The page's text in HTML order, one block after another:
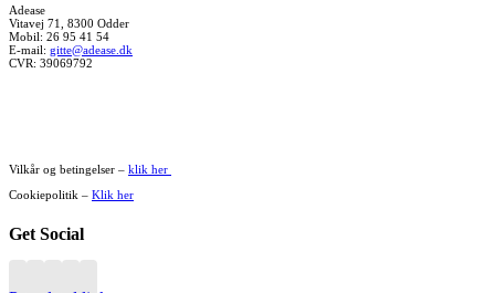
Facebook
X
WhatsApp
Pinterest
Vk
Xing
E-
mail
Adease
Vitavej 71, 8300 Odder
Mobil: 26 95 41 54
E-mail: gitte@adease.dk
CVR: 39069792
Vilkår og betingelser – klik her
Cookiepolitik – Klik her
Get Social